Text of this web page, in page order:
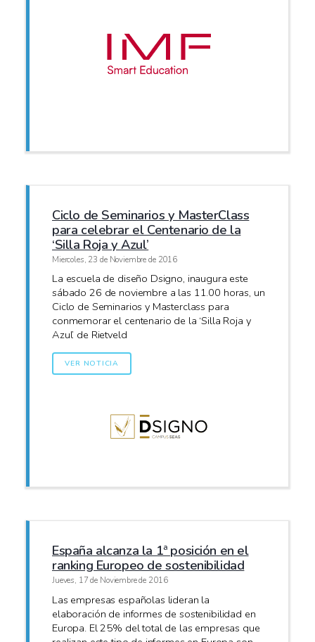
Ciclo de Seminarios y MasterClass
para celebrar el Centenario de la
‘Silla Roja y Azul’
Miercoles, 23 de Noviembre de 2016
La escuela de diseño Dsigno, inaugura este
sábado 26 de noviembre a las 11.00 horas, un
Ciclo de Seminarios y Masterclass para
conmemorar el centenario de la ‘Silla Roja y
Azul’ de Rietveld
VER NOTICIA
España alcanza la 1ª posición en el
ranking Europeo de sostenibilidad
Jueves, 17 de Noviembre de 2016
Las empresas españolas lideran la
elaboración de informes de sostenibilidad en
Europa. El 25% del total de las empresas que